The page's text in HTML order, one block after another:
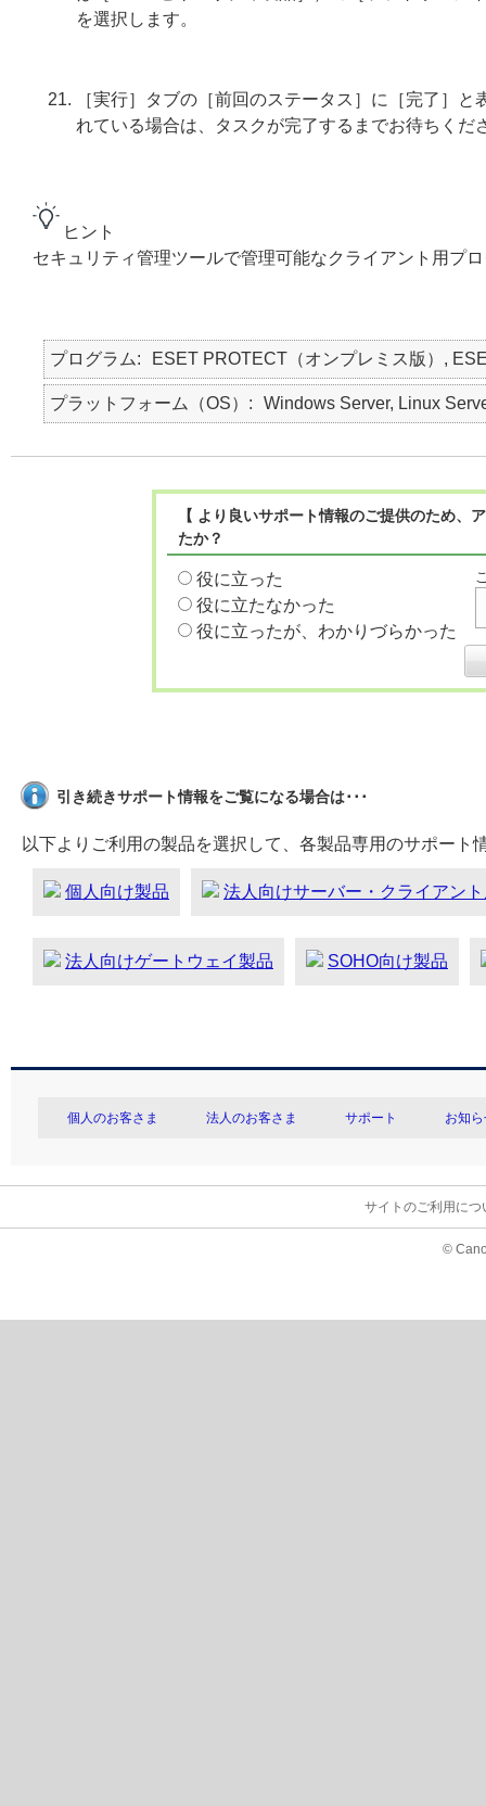
を選択します。
［実行］タブの［前回のステータス］に［完了］
れている場合は、タスクが完了するまでお待ちくだ
ヒント
セキュリティ管理ツールで管理可能なクライアント用プ
プログラム ESET PROTECT（オンプレミス版）,
プラットフォーム（OS） Windows Server, Linux
【 より良いサポート情報のご提供のため
たか？
役に立った
役に立たなかった
役に立ったが、わかりづらかった
引き続きサポート情報をご覧になる場合は･･･
以下よりご利用の製品を選択して、各製品専用のサポート
個人向け製品 法人向けサーバー・クライアン
法人向けゲートウェイ製品 SOHO向け製品
個人のお客さま 法人のお客さま サポート お知
サイトのご利用につ
©